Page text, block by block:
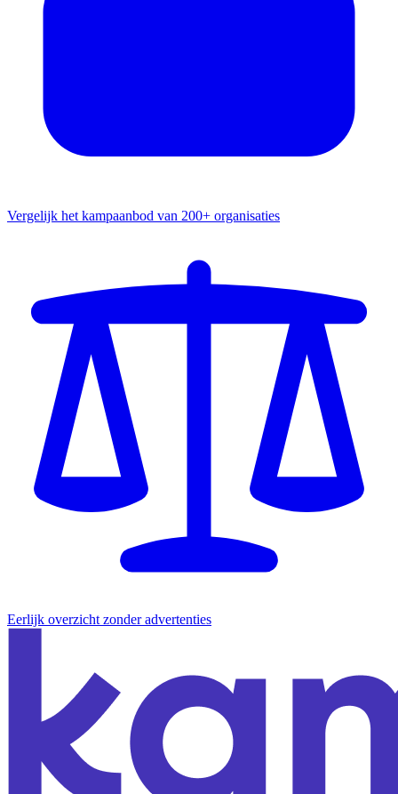
Vergelijk het kampaanbod van 200+ organisaties
Eerlijk overzicht zonder advertenties